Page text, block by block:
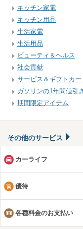
キッチン家電
キッチン用品
生活家電
生活用品
ビューティ＆ヘルス
社会貢献
サービス＆ギフトカー
ガソリンの1年間値引き
期間限定アイテム
その他のサービス
カーライフ
優待
各種料金のお支払い